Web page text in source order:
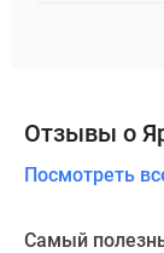
Отзывы о
Посмотреть
Самый